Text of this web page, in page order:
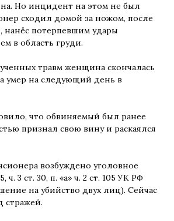
Но инцидент на этом не был
сходил домой за ножом, после
нанёс потерпевшим удары
в область груди.
травм женщина скончалась
умер на следующий день в
что обвиняемый был ранее
признал свою вину и раскаялся
возбуждено уголовное
ч. 3 ст. 30, п. «а» ч. 2 ст. 105 УК РФ
на убийство двух лиц). Сейчас
стражей.